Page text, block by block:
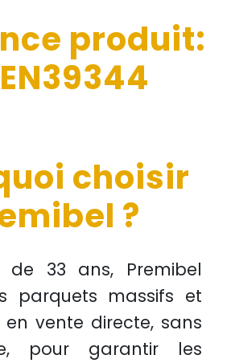
produit:
choisir
?
de 33 ans, Premibel
parquets massifs et
envente directe, sans
pour garantir les